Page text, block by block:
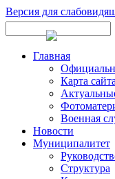
Версия для
Главная
Карта сайта
Военная
Новости
Муниципалитет
Структура